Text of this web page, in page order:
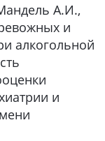
А.И.,
и
алкогольной
и